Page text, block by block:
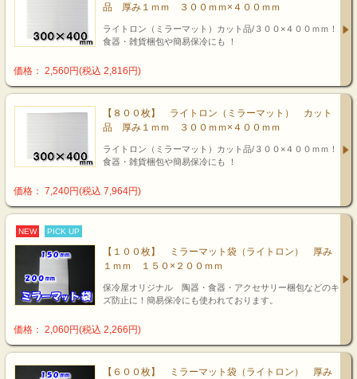
品 厚み１ｍｍ ３００ｍｍ×４００ｍｍ
ライトロン（ミラーマット）カット品/３００×４００ｍｍ！
食器・雑貨梱包や簡易保冷にも ！
価格： 2,560円(税込 2,816円)
【８００枚】 ライトロン（ミラーマット） カット
品 厚み１ｍｍ ３００ｍｍ×４００ｍｍ
ライトロン（ミラーマット）カット品/３００×４００ｍｍ！
食器・雑貨梱包や簡易保冷にも ！
価格： 7,240円(税込 7,964円)
NEW PICK UP
【１００枚】 ミラーマット袋（ライトロン） 厚み
１ｍｍ １５０×２００ｍｍ
保冷屋オリジナル 陶器・食器・アクセサリー梱包などのキ
ズ防止に！簡易保冷にも使われております。
価格： 2,060円(税込 2,266円)
【６００枚】 ミラーマット袋（ライトロン） 厚み